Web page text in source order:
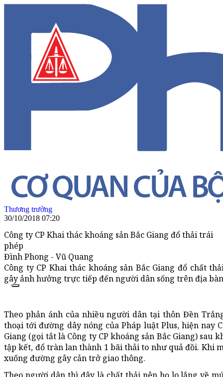
Thương trường
30/10/2018 07:20
Công ty CP Khai thác khoáng sản Bắc Giang đổ thải trái
phép
Đình Phong - Vũ Quang
Công ty CP Khai thác khoáng sản Bắc Giang đổ chất
gây ảnh hưởng trực tiếp đến người dân sống trên địa
Theo phản ánh của nhiều người dân tại thôn Đền
thoại tới đường dây nóng của Pháp luật Plus, hiện nay
Giang (gọi tắt là Công ty CP khoáng sản Bắc Giang) sau
tập kết, đổ tràn lan thành 1 bãi thải to như quả đồi. Khi
xuống đường gây cản trở giao thông.